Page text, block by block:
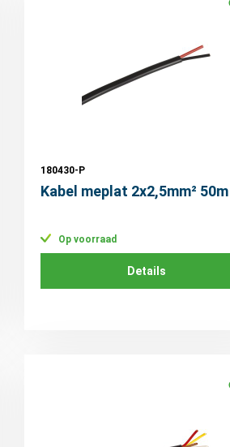
180430-P
Kabel meplat 2x2,5mm² 50m
Op voorraad
Details